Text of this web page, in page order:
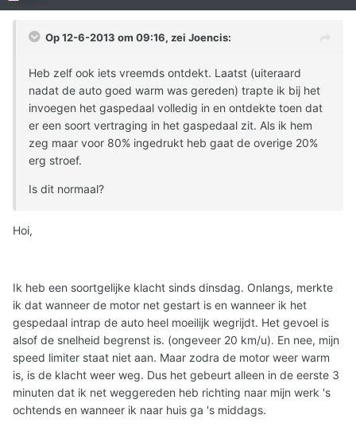
Op 12-6-2013 om 09:16, zei Joencis:
Heb zelf ook iets vreemds ontdekt. Laatst (uiteraard
nadat de auto goed warm was gereden) trapte ik bij het
invoegen het gaspedaal volledig in en ontdekte toen dat
er een soort vertraging in het gaspedaal zit. Als ik hem
zeg maar voor 80% ingedrukt heb gaat de overige 20%
erg stroef.
Is dit normaal?
Hoi,
Ik heb een soortgelijke klacht sinds dinsdag. Onlangs, merkte
ik dat wanneer de motor net gestart is en wanneer ik het
gespedaal intrap de auto heel moeilijk wegrijdt. Het gevoel is
alsof de snelheid begrenst is. (ongeveer 20 km/u). En nee, mijn
speed limiter staat niet aan. Maar zodra de motor weer warm
is, is de klacht weer weg. Dus het gebeurt alleen in de eerste 3
minuten dat ik net weggereden heb richting naar mijn werk 's
ochtends en wanneer ik naar huis ga 's middags.